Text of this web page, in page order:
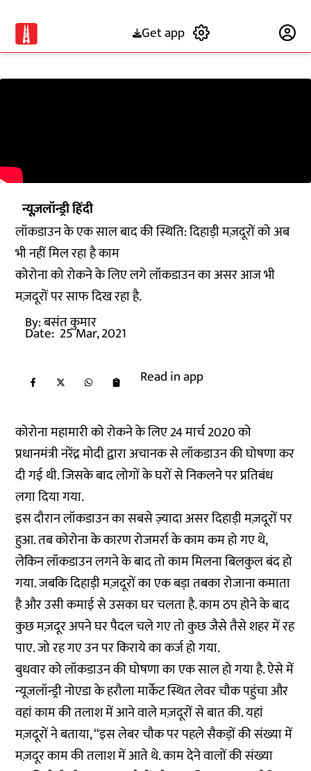
Get app
न्यूज़लॉन्ड्री हिंदी
लॉकडाउन के एक साल बाद की स्थिति: दिहाड़ी मज़दूरों को अब
भी नहीं मिल रहा है काम
कोरोना को रोकने के लिए लगे लॉकडाउन का असर आज भी
मज़दूरों पर साफ दिख रहा है.
By:बसंत कुमार
Date: 25 Mar, 2021
Read in app
कोरोना महामारी को रोकने के लिए 24 मार्च 2020 को
प्रधानमंत्री नरेंद्र मोदी द्वारा अचानक से लॉकडाउन की घोषणा कर
दी गई थी. जिसके बाद लोगों के घरों से निकलने पर प्रतिबंध
लगा दिया गया.
इस दौरान लॉकडाउन का सबसे ज़्यादा असर दिहाड़ी मज़दूरों पर
हुआ. तब कोरोना के कारण रोजमर्रा के काम कम हो गए थे,
लेकिन लॉकडाउन लगने के बाद तो काम मिलना बिलकुल बंद हो
गया. जबकि दिहाड़ी मज़दूरों का एक बड़ा तबका रोजाना कमाता
है और उसी कमाई से उसका घर चलता है. काम ठप होने के बाद
कुछ मज़दूर अपने घर पैदल चले गए तो कुछ जैसे तैसे शहर में रह
पाए. जो रह गए उन पर किराये का कर्ज हो गया.
बुधवार को लॉकडाउन की घोषणा का एक साल हो गया है. ऐसे में
न्यूजलॉन्ड्री नोएडा के हरौला मार्केट स्थित लेवर चौक पहुंचा और
वहां काम की तलाश में आने वाले मज़दूरों से बात की. यहां
मज़दूरों ने बताया, ‘‘इस लेबर चौक पर पहले सैकड़ों की संख्या में
मज़दूर काम की तलाश में आते थे. काम देने वालों की संख्या